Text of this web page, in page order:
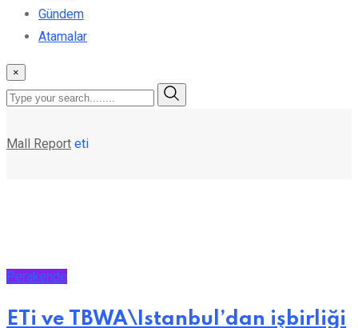
Gündem
Atamalar
×
Mall Report eti
Perakende
ETi ve TBWA\Istanbul’dan işbirliği